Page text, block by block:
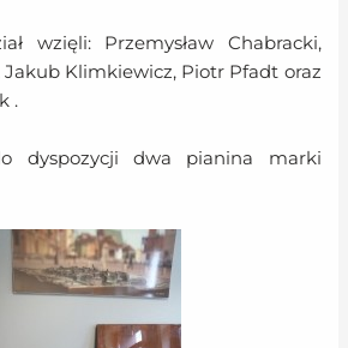
wzięli: Przemysław Chabracki,
Klimkiewicz, Piotr Pfadt oraz
.
dyspozycji dwa pianina marki